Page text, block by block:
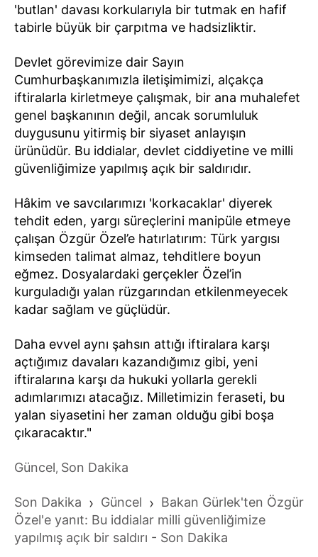
'butlan' davası korkularıyla bir tutmak en hafif
tabirle büyük bir çarpıtma ve hadsizliktir.
Devlet görevimize dair Sayın
Cumhurbaşkanımızla iletişimimizi, alçakça
iftiralarla kirletmeye çalışmak, bir ana muhalefet
genel başkanının değil, ancak sorumluluk
duygusunu yitirmiş bir siyaset anlayışın
ürünüdür. Bu iddialar, devlet ciddiyetine ve milli
güvenliğimize yapılmış açık bir saldırıdır.
Hâkim ve savcılarımızı 'korkacaklar' diyerek
tehdit eden, yargı süreçlerini manipüle etmeye
çalışan Özgür Özel’e hatırlatırım: Türk yargısı
kimseden talimat almaz, tehditlere boyun
eğmez. Dosyalardaki gerçekler Özel’in
kurguladığı yalan rüzgarından etkilenmeyecek
kadar sağlam ve güçlüdür.
Daha evvel aynı şahsın attığı iftiralara karşı
açtığımız davaları kazandığımız gibi, yeni
iftiralarına karşı da hukuki yollarla gerekli
adımlarımızı atacağız. Milletimizin feraseti, bu
yalan siyasetini her zaman olduğu gibi boşa
çıkaracaktır."
Güncel, Son Dakika
Son Dakika › Güncel › Bakan Gürlek'ten Özgür
Özel'e yanıt: Bu iddialar milli güvenliğimize
yapılmış açık bir saldırı - Son Dakika